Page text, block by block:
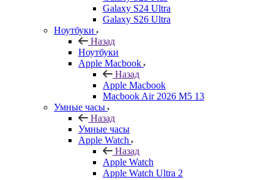
Galaxy S24 Ultra
Galaxy S26 Ultra
Ноутбуки
Назад
Ноутбуки
Apple Macbook
Назад
Apple Macbook
Macbook Air 2026 M5 13
Умные часы
Назад
Умные часы
Apple Watch
Назад
Apple Watch
Apple Watch Ultra 2